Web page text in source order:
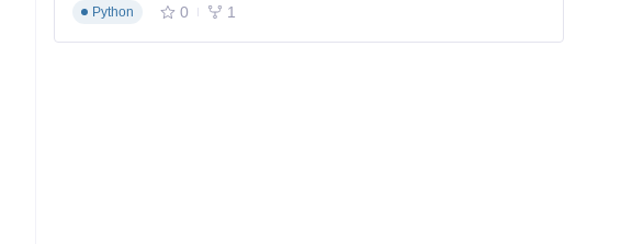
Python
0 1